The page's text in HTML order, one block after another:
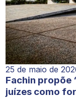
25 de maio de
Fachin propõe
juízes como